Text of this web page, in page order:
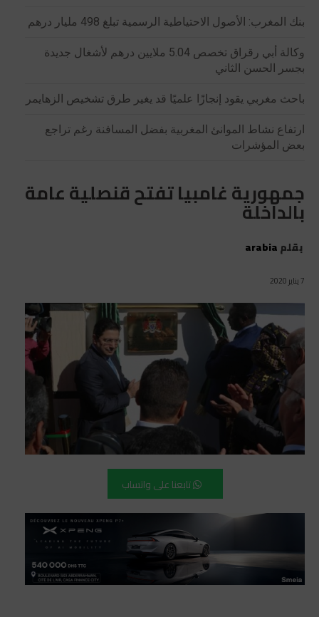
بنك المغرب: الأصول الاحتياطية الرسمية تبلغ 498 مليار درهم
وكالة أبي رقراق تخصص 5.04 ملايين درهم لأشغال جديدة
بجسر الحسن الثاني
باحث مغربي يقود إنجازًا علميًا قد يغير طرق تشخيص الزهايمر
ارتفاع نشاط الموانئ المغربية بفضل المسافنة رغم تراجع
بعض المؤشرات
جمهورية غامبيا تفتح قنصلية عامة
بالداخلة
بقلمarabia
7 يناير 2020
تابعنا على واتساب